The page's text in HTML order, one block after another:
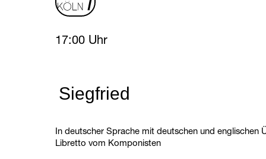
Siegfried
In deutscher Sprache mit deutschen und englischen
Libretto vom Komponisten
Saturday, 17 April 2027
17:00 Uhr
oper